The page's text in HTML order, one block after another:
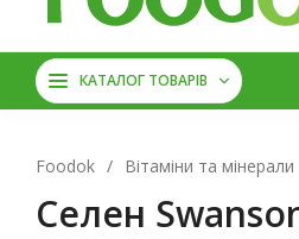
КАТАЛОГ ТОВАРІВ
Foodok / Вітаміни та мінерали
Селен